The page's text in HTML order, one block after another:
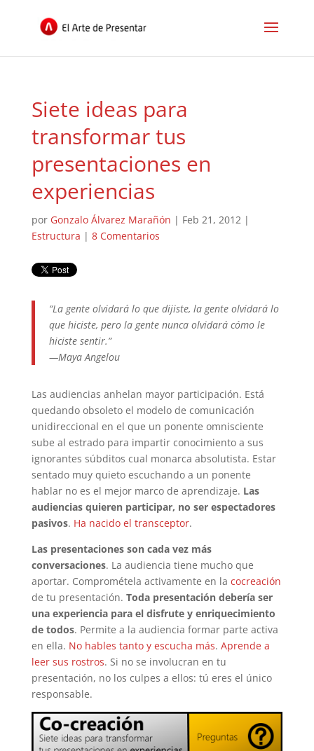
Siete ideas para
transformar tus
presentaciones en
experiencias
por Gonzalo Álvarez Marañón | Feb 21, 2012|
Estructura | 8 Comentarios
“La gente olvidará lo que dijiste, la gente olvidará lo
que hiciste, pero la gente nunca olvidará cómo le
hiciste sentir.”
—Maya Angelou
Las audiencias anhelan mayor participación. Está
quedando obsoleto el modelo de comunicación
unidireccional en el que un ponente omnisciente
sube al estrado para impartir conocimiento a sus
ignorantes súbditos cual monarca absolutista. Estar
sentado muy quieto escuchando a un ponente
hablar no es el mejor marco de aprendizaje. Las
audiencias quieren participar, no ser espectadores
pasivos. Ha nacido el transceptor.
Las presentaciones son cada vez más
conversaciones. La audiencia tiene mucho que
aportar. Comprométela activamente en la cocreación
de tu presentación. Toda presentación debería ser
una experiencia para el disfrute y enriquecimiento
de todos. Permite a la audiencia formar parte activa
en ella. No hables tanto y escucha más. Aprende a
leer sus rostros. Si no se involucran en tu
presentación, no los culpes a ellos: tú eres el único
responsable.